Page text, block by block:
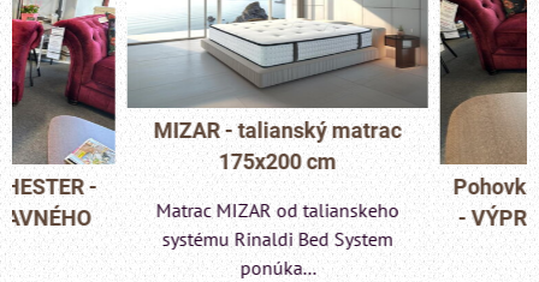
MIZAR - talianský matrac
175x200 cm
Matrac MIZAR od talianskeho
systému Rinaldi Bed System
ponúka...
Pohovka LONDON
- VÝPREDAJ
KUSU